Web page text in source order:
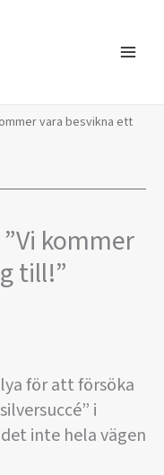
vara besvikna ett
kommer
till!”
för att försöka
i
inte hela vägen